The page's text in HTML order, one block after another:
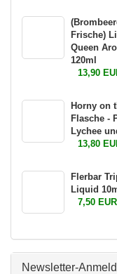
Frische)
Queen
120ml
13,90
Horny on
Flasche -
Lychee
13,80
Flerbar
Liquid
7,50 EUR
Newsletter-